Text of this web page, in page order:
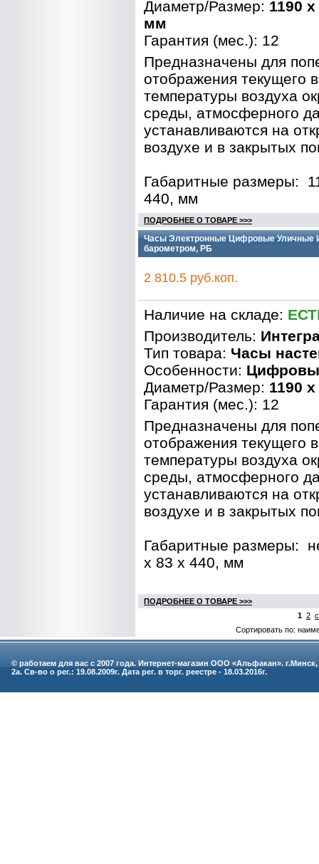
Диаметр/Размер: 1190
мм
Гарантия (мес.): 12
Предназначены для
отображения текущего
температуры воздуха
среды, атмосферного
устанавливаются на
воздухе и в закрытых
Габаритные размеры:
440, мм
ПОДРОБНЕЕ О ТОВАРЕ >>>
Часы Электронные Цифровые Уличные
барометром, РБ
2 810.5 руб.коп.
Наличие на складе:
Производитель:
Тип товара: Часы
Особенности:
Диаметр/Размер: 1190
Гарантия (мес.): 12
Предназначены для
отображения текущего
температуры воздуха
среды, атмосферного
устанавливаются на
воздухе и в закрытых
Габаритные размеры:
х 83 х 440, мм
ПОДРОБНЕЕ О ТОВАРЕ >>>
1 2
Сортировать по:
© работаем для вас с 2007 года. Интернет-магазин ООО «Альфакан».
2а. Св-во о рег.: 19.08.2009г. Дата рег. в торг. реестре - 18.03.2016г.